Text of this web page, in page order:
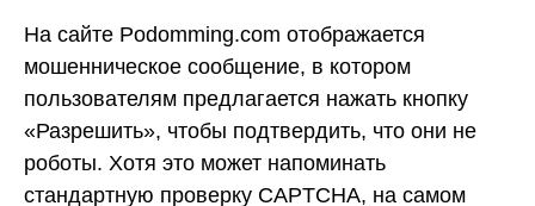
На сайте Podomming.com отображается
мошенническое сообщение, в котором
пользователям предлагается нажать кнопку
«Разрешить», чтобы подтвердить, что они не
роботы. Хотя это может напоминать
стандартную проверку CAPTCHA, на самом